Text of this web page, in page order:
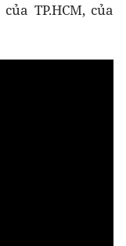
TP.HCM, của